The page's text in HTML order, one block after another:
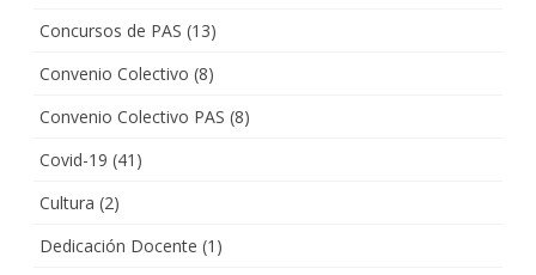
Concursos de PAS (13)
Convenio Colectivo (8)
Convenio Colectivo PAS (8)
Covid-19 (41)
Cultura (2)
Dedicación Docente (1)